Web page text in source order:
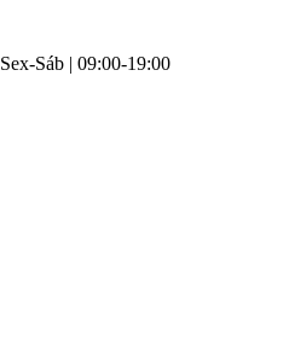
Sex-Sáb | 09:00-19:00